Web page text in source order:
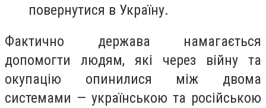
повернутися в Україну.
Фактично держава намагається
допомогти людям, які через війну та
окупацію опинилися між двома
системами — українською та російською